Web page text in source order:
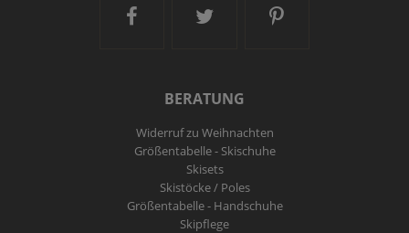
Ski and More auf Facebook
Ski and More auf
Ski and More
BERATUNG
Widerruf zu Weihnachten
Größentabelle - Skischuhe
Skisets
Skistöcke / Poles
Größentabelle - Handschuhe
Skipflege